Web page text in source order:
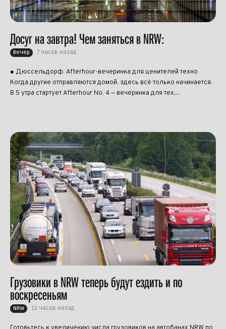
Досуг на завтра! Чем заняться в NRW:
Вечер 7 часов назад
● Дюссельдорф: Afterhour-вечеринка для ценителей техно
Когда другие отправляются домой, здесь всё только начинается.
В 5 утра стартует Afterhour No. 4 — вечеринка для тех,...
Грузовики в NRW теперь будут ездить и по
воскресеньям
NRW 12 часов назад